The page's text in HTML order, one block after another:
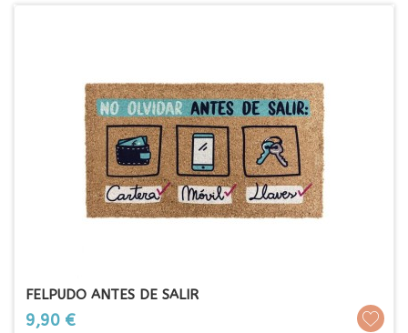
FELPUDO ANTES DE SALIR
Prezo
9,90 €